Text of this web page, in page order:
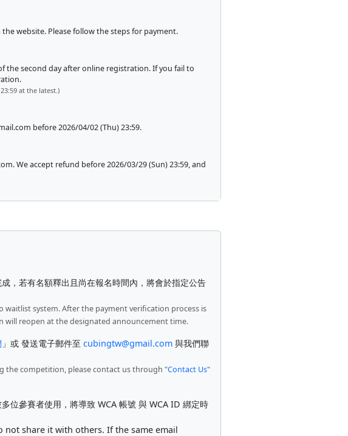
website. Please follow the steps for payment.
second day after online registration. If you fail to
at the latest.)
before 2026/04/02 (Thu) 23:59.
. We accept refund before 2026/03/29 (Sun) 23:59, and
，若有名額釋出且尚在報名時間內，將會於指定公告
system. After the payment verification process is
will reopen at the designated announcement time.
」或 發送電子郵件至 cubingtw@gmail.com 與我們聯
the competition, please contact us through "Contact Us"
位參賽者使用，將導致 WCA 帳號 與 WCA ID 綁定時
share it with others. If the same email